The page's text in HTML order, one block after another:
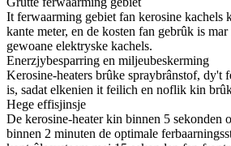
It ferwaarming gebiet fan kerosine kachels
kante meter, en de kosten fan gebrûk is
gewoane elektryske kachels.
Enerzjybesparring en miljeubeskerming
Kerosine-heaters brûke spraybrânstof, dy't
is, sadat elkenien it feilich en noflik kin
Hege effisjinsje
De kerosine-heater kin binnen 5 sekonden
binnen 2 minuten de optimale